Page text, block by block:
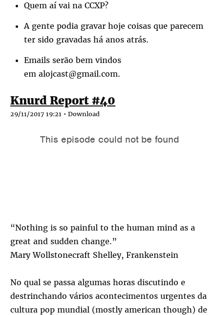
Quem aí vai na CCXP?
A gente podia gravar hoje coisas que parecem
ter sido gravadas há anos atrás.
Emails serão bem vindos
em alojcast@gmail.com.
Knurd Report #40
29/11/2017 19:21 • Download
“Nothing is so painful to the human mind as a
great and sudden change.”
Mary Wollstonecraft Shelley, Frankenstein
No qual se passa algumas horas discutindo e
destrinchando vários acontecimentos urgentes da
cultura pop mundial (mostly american though) de